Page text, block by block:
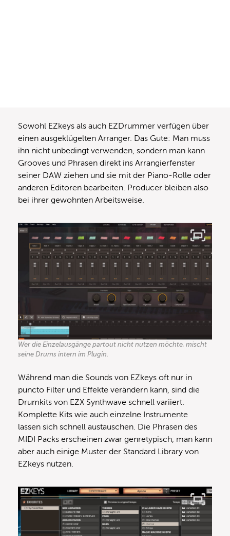
Sowohl EZkeys als auch EZDrummer verfügen über
einen ausgeklügelten Arranger. Das Gute: Man muss
ihn nicht unbedingt verwenden, sondern man kann
Grooves und Phrasen direkt ins Arrangierfenster
seiner DAW ziehen und sie mit der Piano-Rolle oder
anderen Editoren bearbeiten. Producer bleiben also
bei ihrer gewohnten Arbeitsweise.
Wer die Einzelausgänge partout nicht nutzen möchte, mischt
seine Drums intern im Plugin.
Während man die Sounds von EZkeys oft nur in
puncto Filter und Effekte verändern kann, sind die
Drumkits von EZX Synthwave schnell variiert.
Komplette Kits wie auch einzelne Instrumente
lassen sich schnell austauschen. Die Phrasen des
MIDI Packs erscheinen zwar genretypisch, man kann
aber auch einige Muster der Standard Library von
EZkeys nutzen.